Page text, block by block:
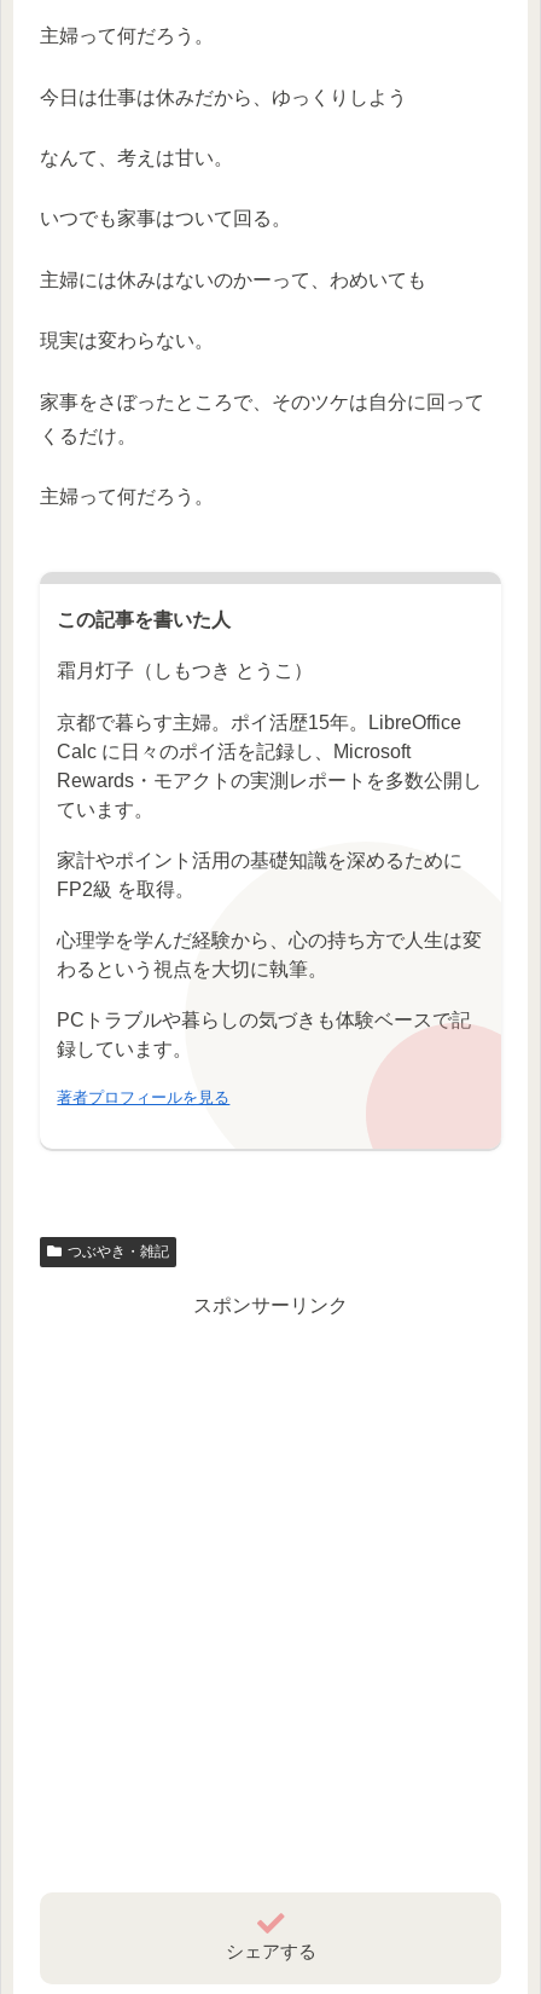
主婦って何だろう。
今日は仕事は休みだから、ゆっくりしよう
なんて、考えは甘い。
いつでも家事はついて回る。
主婦には休みはないのかーって、わめいても
現実は変わらない。
家事をさぼったところで、そのツケは自分に回って
くるだけ。
主婦って何だろう。
この記事を書いた人
霜月灯子（しもつき とうこ）
京都で暮らす主婦。ポイ活歴15年。LibreOffice
Calc に日々のポイ活を記録し、Microsoft
Rewards・モアクトの実測レポートを多数公開し
ています。
家計やポイント活用の基礎知識を深めるために
FP2級 を取得。
心理学を学んだ経験から、心の持ち方で人生は変
わるという視点を大切に執筆。
PCトラブルや暮らしの気づきも体験ベースで記
録しています。
著者プロフィールを見る
つぶやき・雑記
スポンサーリンク
シェアする